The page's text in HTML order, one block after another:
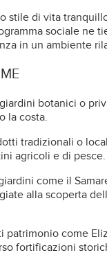
stile di vita
sociale ne
in un ambiente
botanici o
la costa.
tradizionali o
agricoli e di pesce.
come il
alla scoperta
patrimonio come
fortificazioni